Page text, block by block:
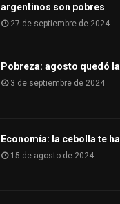
argentinos son pobres
27 de septiembre de 2024
Pobreza: agosto quedó
3 de septiembre de 2024
Economía: la cebolla te
15 de agosto de 2024